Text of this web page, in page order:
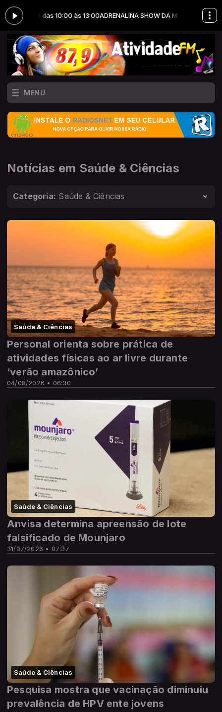
das 10:00 às 13:00ADRENALINA SHOW DA MANHÃ com
MENU
Notícias em Saúde & Ciências
Categoria: Saúde & Ciências
Saúde & Ciências
04/08/2026 • 06:30
Personal orienta sobre prática de
atividades físicas ao ar livre durante
‘verão amazônico’
Saúde & Ciências
31/07/2026 • 07:37
Anvisa determina apreensão de lote
falsificado de Mounjaro
Saúde & Ciências
Pesquisa mostra que vacinação diminuiu
prevalência de HPV ente jovens